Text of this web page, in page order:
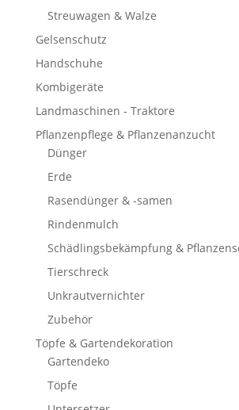
Streuwagen & Walze
Gelsenschutz
Handschuhe
Kombigeräte
Landmaschinen - Traktore
Pflanzenpflege & Pflanzenanzucht
Dünger
Erde
Rasendünger & -samen
Rindenmulch
Schädlingsbekämpfung &
Tierschreck
Unkrautvernichter
Zubehör
Töpfe & Gartendekoration
Gartendeko
Töpfe